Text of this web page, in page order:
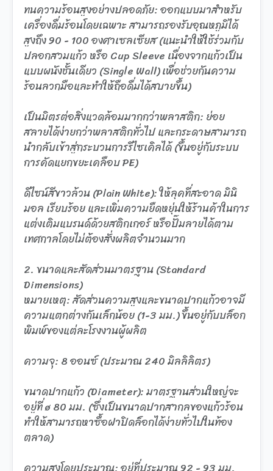
ทนความร้อนสูงอย่างปลอดภัย: ออกแบบมาสำหรับ
เครื่องดื่มร้อนโดยเฉพาะ สามารถรองรับอุณหภูมิได้
สูงถึง 90 - 100 องศาเซลเซียส (แนะนำให้ใช้ร่วมกับ
ปลอกสวมแก้ว หรือ Cup Sleeve เนื่องจากแก้วเป็น
แบบผนังชั้นเดียว (Single Wall) เพื่อช่วยกันความ
ร้อนลวกมือและทำให้ถือดื่มได้สบายขึ้น)
เป็นมิตรต่อสิ่งแวดล้อมมากกว่าพลาสติก: ย่อย
สลายได้ง่ายกว่าพลาสติกทั่วไป และกระดาษสามารถ
นำกลับเข้าสู่กระบวนการรีไซเคิลได้ (ขึ้นอยู่กับระบบ
การคัดแยกขยะเคลือบ PE)
ดีไซน์สีขาวล้วน (Plain White): ให้ลุคที่สะอาด มินิ
มอล เรียบร้อย และเพิ่มความยืดหยุ่นให้ร้านค้าในการ
แต่งเติมแบรนด์ด้วยสติกเกอร์ หรือปั๊มลายได้ตาม
เทศกาลโดยไม่ต้องสั่งผลิตจำนวนมาก
2. ขนาดและสัดส่วนมาตรฐาน (Standard
Dimensions)
หมายเหตุ: สัดส่วนความสูงและขนาดปากแก้วอาจมี
ความแตกต่างกันเล็กน้อย (1-3 มม.) ขึ้นอยู่กับบล็อก
พิมพ์ของแต่ละโรงงานผู้ผลิต
ความจุ: 8 ออนซ์ (ประมาณ 240 มิลลิลิตร)
ขนาดปากแก้ว (Diameter): มาตรฐานส่วนใหญ่จะ
อยู่ที่ ø 80 มม. (ซึ่งเป็นขนาดปากสากลของแก้วร้อน
ทำให้สามารถหาซื้อฝาปิดล็อกได้ง่ายทั่วไปในท้อง
ตลาด)